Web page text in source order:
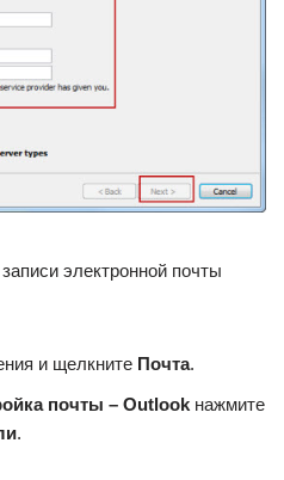
электронной почты
и щелкните Почта.
почты – Outlook нажмите
.